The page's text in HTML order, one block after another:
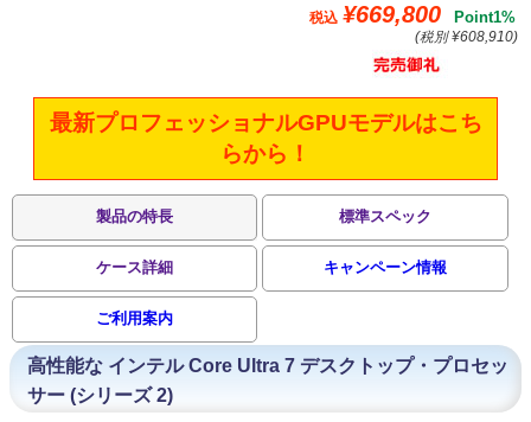
税込 ¥669,800 Point1%
(税別 ¥608,910)
最新プロフェッショナルGPUモデルはこち
らから！
製品の特長 標準スペック
ケース詳細 キャンペーン情報
ご利用案内
高性能な インテル Core Ultra 7 デスクトップ・プロセッ
サー (シリーズ 2)